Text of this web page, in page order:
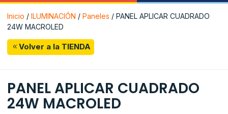
Inicio / ILUMINACIÓN / Paneles / PANEL APLICAR CUADRADO
24W MACROLED
Volver a la TIENDA
PANEL APLICAR CUADRADO
24W MACROLED